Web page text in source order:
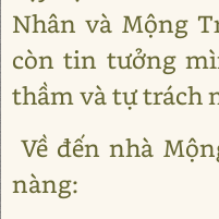
Nhân và Mộng
còn tin tưởng
thầm và tự trách
Về đến nhà
nàng: